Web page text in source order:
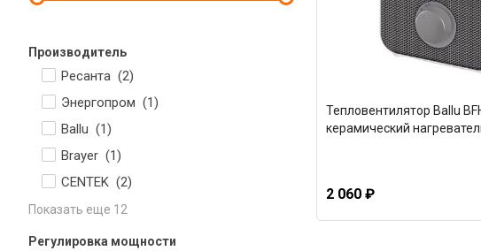
Производитель
Ресанта (2)
Энергопром (1)
Ballu (1)
Brayer (1)
CENTEK (2)
Показать еще 12
Регулировка мощности
Тепловентилятор Ballu
керамический
2 060 ₽